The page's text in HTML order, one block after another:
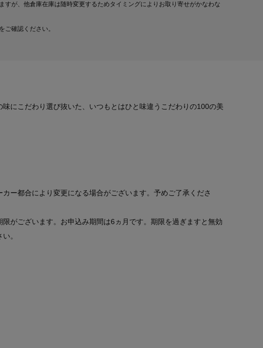
すが、他倉庫在庫は随時変更するためタイミングによりお取り寄せがかなわな
ご確認ください。
にこだわり選び抜いた、いつもとはひと味違うこだわりの100の美
ー都合により変更になる場合がございます。予めご了承くださ
がございます。お申込み期間は6ヵ月です。期限を過ぎますと無効
。